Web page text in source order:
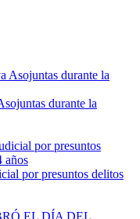
durante la
por presuntos delitos